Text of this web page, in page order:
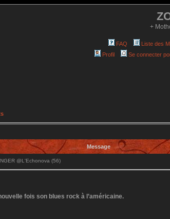
+
FAQ Liste des
Profil
Se connecter
Message
@L'Echonova (56)
fois son blues rock à l’américaine.